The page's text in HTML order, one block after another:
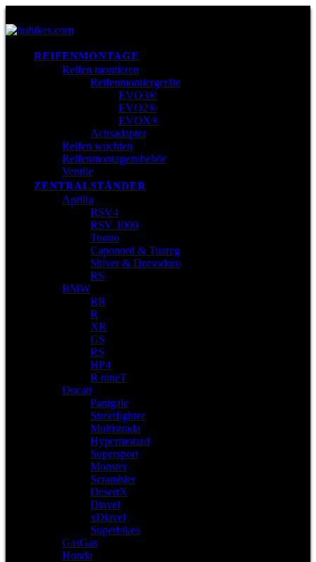
REIFENMONTAGE
Reifen montieren
Reifenmontiergeräte
EVO3®
EVO2®
EVOX®
Achsadapter
Reifen wuchten
Reifenmontagezubehör
Ventile
ZENTRALSTÄNDER
Aprilia
RSV4
RSV 1000
Tuono
Caponord & Tuareg
Shiver & Dorsoduro
RS
BMW
RR
R
XR
GS
RS
HP4
R nineT
Ducati
Panigale
Streetfighter
Multistrada
Hypermotard
Supersport
Monster
Scrambler
DesertX
Diavel
xDiavel
Superbikes
GasGas
Honda